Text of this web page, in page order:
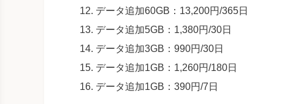
データ追加60GB：13,200円/365日
データ追加5GB：1,380円/30日
データ追加3GB：990円/30日
データ追加1GB：1,260円/180日
データ追加1GB：390円/7日